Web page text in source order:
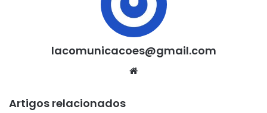
lacomunicacoes@gmail.com
Artigos relacionados